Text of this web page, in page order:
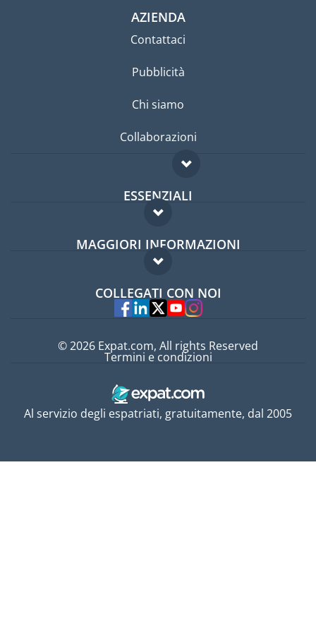
AZIENDA
Contattaci
Pubblicità
Chi siamo
Collaborazioni
ESSENZIALI
Forum per expat
Guida per expat
MAGGIORI INFORMAZIONI
Domande frequenti
Esperti
COLLEGATI CON NOI
Al servizio degli espatriati, gratuitamente, dal 2005
© 2026 Expat.com, All rights Reserved
Termini e condizioni